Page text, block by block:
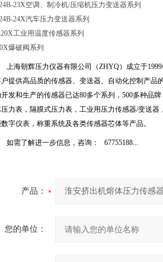
23X空调、制冷机/压缩机压力变送器系列
24X汽车压力变送器系列
工业用温度传感器系列
爆破阀系列
上海朝辉压力仪器有限公司（ZHYQ）成立于1999
提供高品质的传感器、变送器、自动化控制产品
开发和生产的传感器已达80多个系列， 500多种品
力表，隔膜式压力表，工业用压力传感器/变送器
字仪表，称重系统及各类传感器芯体等产品。
如需了解进一步信息，咨询： 67755188...
产品：
您的单位：